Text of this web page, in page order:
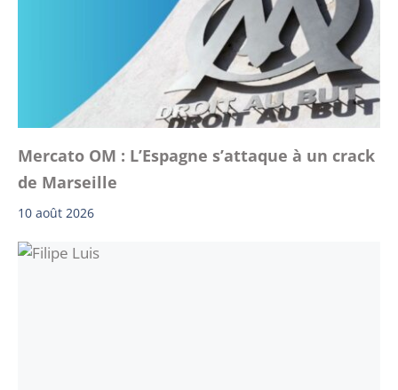
Mercato OM : L’Espagne s’attaque à un crack
de Marseille
10 août 2026